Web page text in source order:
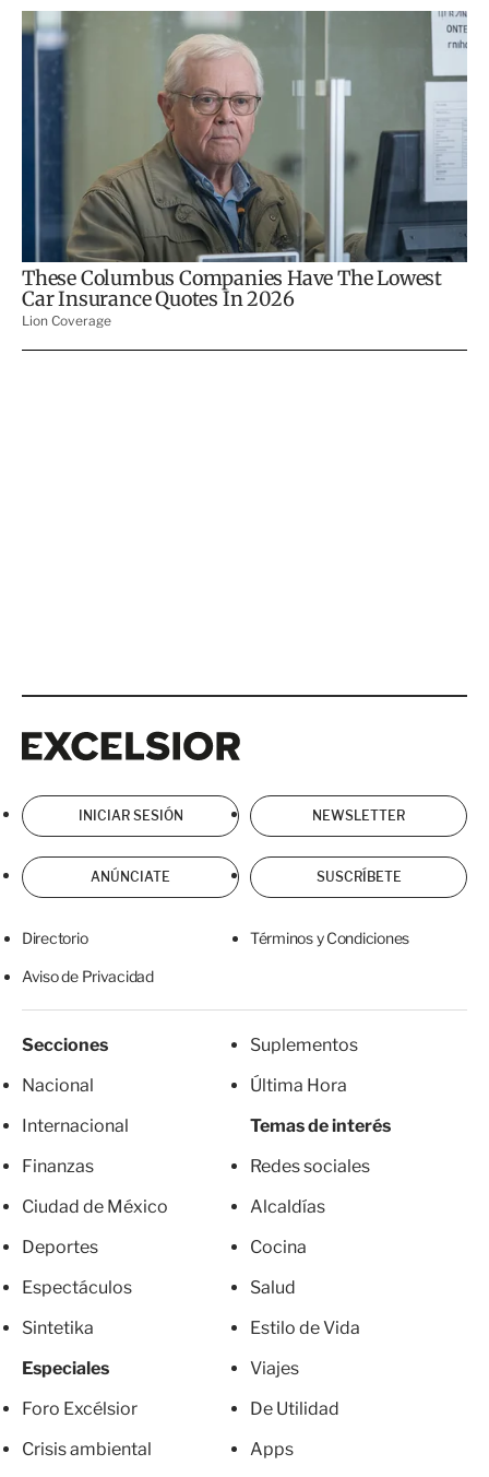
INICIAR SESIÓN NEWSLETTER
ANÚNCIATE SUSCRÍBETE
Directorio Términos y Condiciones
Aviso de Privacidad
Secciones
Nacional
Internacional
Finanzas
Ciudad de México
Deportes
Espectáculos
Sintetika
Especiales
Foro Excélsior
Crisis ambiental
Suplementos
Última Hora
Temas de interés
Redes sociales
Alcaldías
Cocina
Salud
Estilo de Vida
Viajes
De Utilidad
Apps